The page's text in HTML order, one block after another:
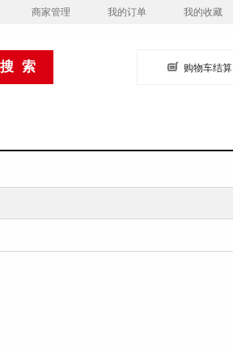
商家管理 我的订单 我的收藏
购物车结算